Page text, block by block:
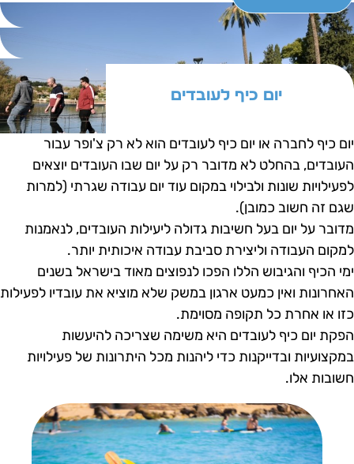
יום כיף לעובדים
כיף לחברה או יום כיף לעובדים הוא לא רק צ'ופר עבור
בהחלט לא מדובר רק על יום שבו העובדים יוצאים
שונות ולבילוי במקום עוד יום עבודה שגרתי (למרות
זה חשוב כמובן).
על יום בעל חשיבות גדולה ליעילות העובדים, לנאמנות
העבודה וליצירת סביבת עבודה איכותית יותר.
הכיף והגיבוש הללו הפכו לנפוצים מאוד בישראל בשנים
ואין כמעט ארגון במשק שלא מוציא את עובדיו לפעילות
או אחרת כל תקופה מסוימת.
יום כיף לעובדים היא משימה שצריכה להיעשות
ובדייקנות כדי ליהנות מכל היתרונות של פעילויות
אלו.